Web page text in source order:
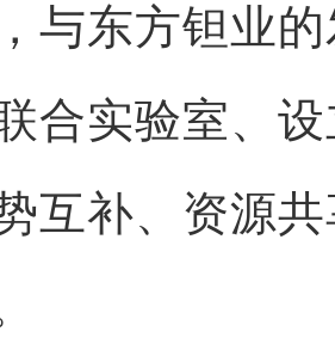
与东方钽业
合实验室、
互补、资源